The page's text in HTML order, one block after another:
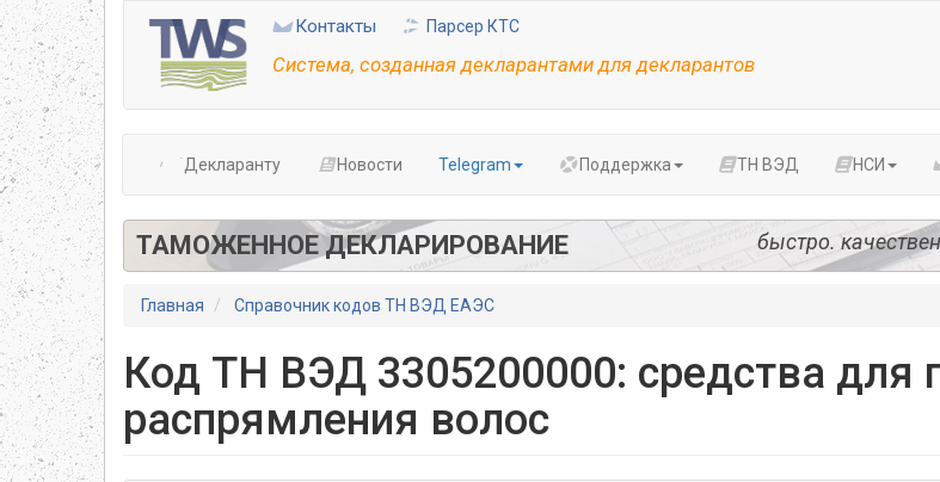
Перейти
к
основному
содержанию
Контакты Парсер КТС
Система, созданная декларантами для декларантов
Декларанту Новости Telegram Поддержка ТН ВЭД НСИ
ТАМОЖЕННОЕ ДЕКЛАРИРОВАНИЕ быстро.
Главная Справочник кодов ТН ВЭД ЕАЭС
Код ТН ВЭД 3305200000: средства для
распрямления волос